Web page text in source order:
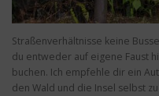
Straßenverhältnisse keine
du entweder auf eigene Faust
buchen. Ich empfehle dir ein
den Wald und die Insel selbst